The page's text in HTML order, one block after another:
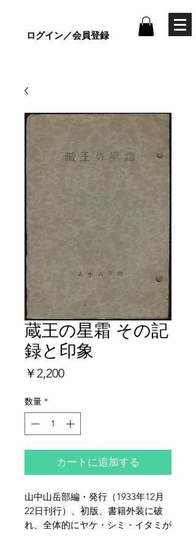
ログイン／会員登録
蔵王の星霜 その記
録と印象
￥2,200価
数量 *
カートに追加する
山中山岳部編・発行（1933年12月
22日刊行）、初版、書籍外装に破
れ、全体的にヤケ・シミ・イタミが